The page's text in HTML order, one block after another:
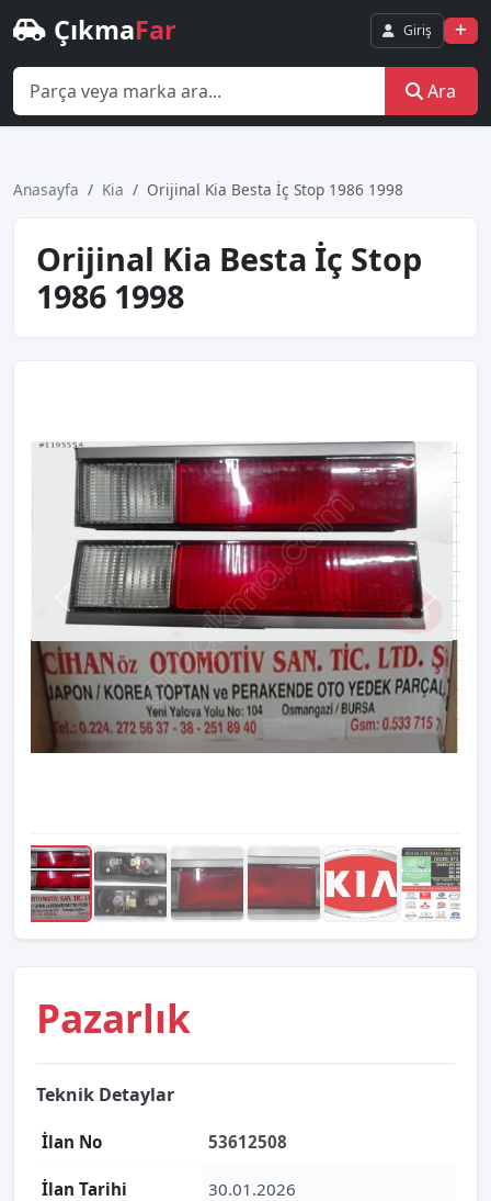
ÇıkmaFar Giriş
Ara
Anasayfa Kia Orijinal Kia Besta İç Stop 1986 1998
Orijinal Kia Besta İç Stop
1986 1998
Pazarlık
Teknik Detaylar
İlan No 53612508
İlan Tarihi 30.01.2026